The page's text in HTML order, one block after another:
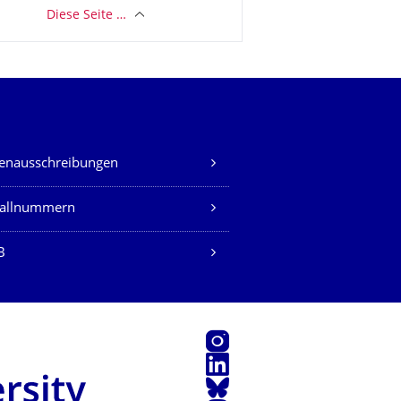
Diese Seite …
Instagram
LinkedIn
Bluesky